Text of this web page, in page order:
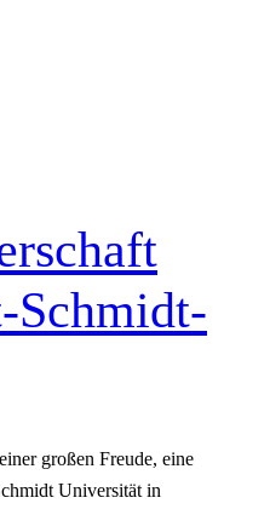
großen Freude, eine
Universität in